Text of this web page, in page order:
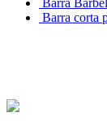
Barra
Barra corta